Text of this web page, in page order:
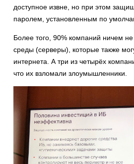
доступное извне, но при этом
паролем, установленным по
Более того, 90% компаний ничем
среды (серверы), которые также
интернета. А три из четырёх
что их взломали злоумышленники.